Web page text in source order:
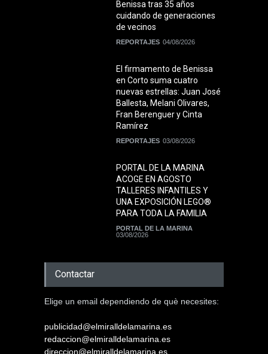
Benissa tras 35 años
cuidando de generaciones
de vecinos
REPORTAJES 04/08/2026
El firmamento de Benissa
en Corto suma cuatro
nuevas estrellas: Juan José
Ballesta, Melani Olivares,
Fran Berenguer y Cinta
Ramírez
REPORTAJES 03/08/2026
PORTAL DE LA MARINA
ACOGE EN AGOSTO
TALLERES INFANTILES Y
UNA EXPOSICIÓN LEGO®
PARA TODA LA FAMILIA
PORTAL DE LA MARINA
03/08/2026
Contactar
Elige un email dependiendo de què necesites:
publicidad@elmiralldelamarina.es
redaccion@elmiralldelamarina.es
direccion@elmiralldelamarina.es